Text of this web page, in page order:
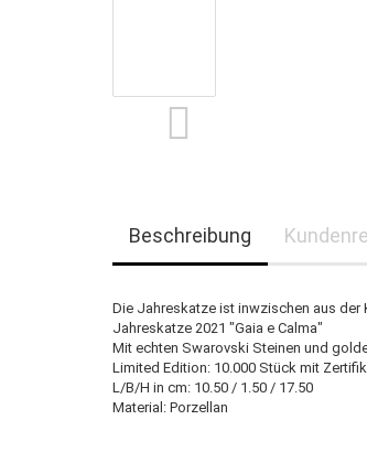
Beschreibung
Die Jahreskatze ist inwzischen aus
Jahreskatze 2021 "Gaia e Calma"
Mit echten Swarovski Steinen und
Limited Edition: 10.000 Stück mit
L/B/H in cm: 10.50 / 1.50 / 17.50
Material: Porzellan